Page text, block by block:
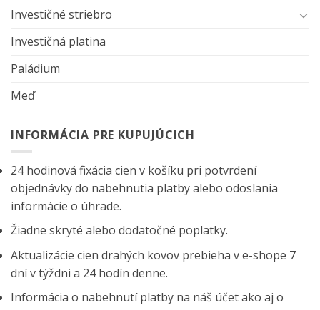
Investičné striebro
Investičná platina
Paládium
Meď
INFORMÁCIA PRE KUPUJÚCICH
24 hodinová fixácia cien v košíku pri potvrdení
objednávky do nabehnutia platby alebo odoslania
informácie o úhrade.
Žiadne skryté alebo dodatočné poplatky.
Aktualizácie cien drahých kovov prebieha v e-shope 7
dní v týždni a 24 hodín denne.
Informácia o nabehnutí platby na náš účet ako aj o